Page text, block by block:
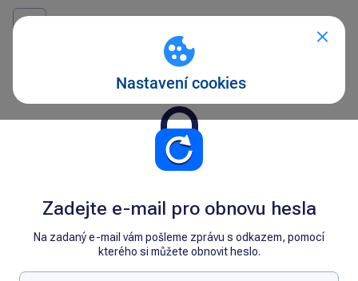
Zadejte e-mail pro obnovu hesla
Na zadaný e-mail vám pošleme zprávu s odkazem, pomocí
kterého si můžete obnovit heslo.